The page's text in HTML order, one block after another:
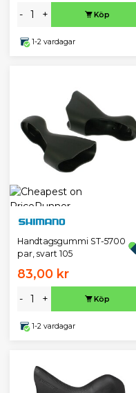
- + Köp
1-2 vardagar
Handtagsgummi ST-5700
par, svart 105
83,00 kr
- + Köp
1-2 vardagar